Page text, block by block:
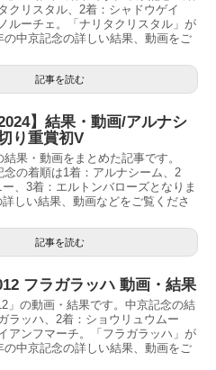
クリスタル、2着：シャドウゲイ
ルーチェ。「ナリタクリスタル」が
の中京記念の詳しい結果、動画をご
記事を読む
】結果・動画/アルナシ
り重賞初V
果・動画をまとめた記事です。
念の着順は1着：アルナシーム、2
、3着：エルトンバローズとなりま
しい結果、動画などをご覧くださ
記事を読む
フラガラッハ 動画・結果
」の動画・結果です。中京記念の結
ラッハ、2着：ショウリュウムー
アンフマーチ。「フラガラッハ」が
の中京記念の詳しい結果、動画をご